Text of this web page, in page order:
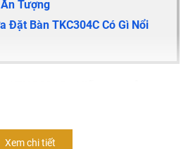
Tượng
Đặt Bàn TKC304CCó Gì Nổi
Xem chi tiết